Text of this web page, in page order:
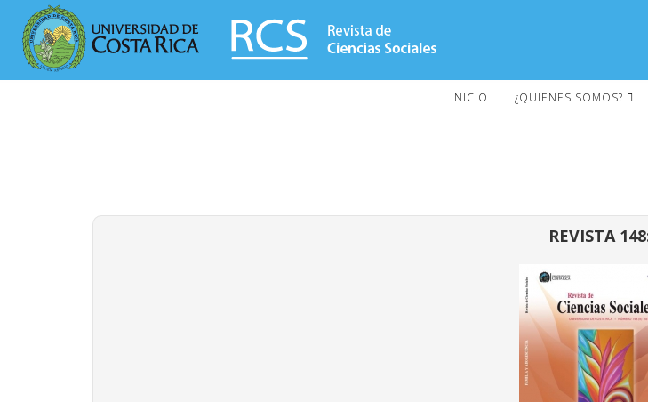
INICIO ¿QUIENES SOMOS?
REVISTA